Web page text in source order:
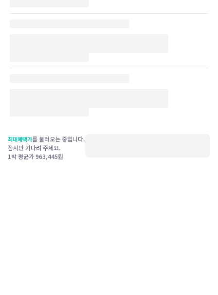
최대혜택가를 불러오는 중입니다.
잠시만 기다려 주세요.
1박 평균가963,445원